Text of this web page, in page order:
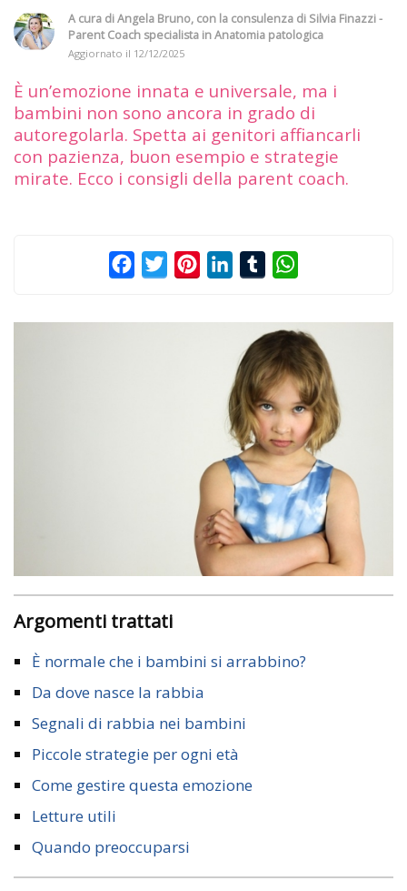
A cura diAngela Bruno, con la consulenza di Silvia Finazzi -
Parent Coach specialista in Anatomia patologica
Aggiornato il 12/12/2025
È un’emozione innata e universale, ma i
bambini non sono ancora in grado di
autoregolarla. Spetta ai genitori affiancarli
con pazienza, buon esempio e strategie
mirate. Ecco i consigli della parent coach.
FacebookTwitterPinterestLinkedInTumblr
Argomenti trattati
È normale che i bambini si arrabbino?
Da dove nasce la rabbia
Segnali di rabbia nei bambini
Piccole strategie per ogni età
Come gestire questa emozione
Letture utili
Quando preoccuparsi